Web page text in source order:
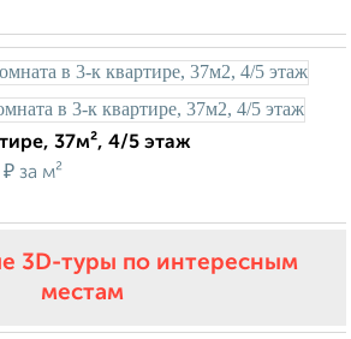
37м², 4/5 этаж
₽ за м²
3D-туры по интересным
местам